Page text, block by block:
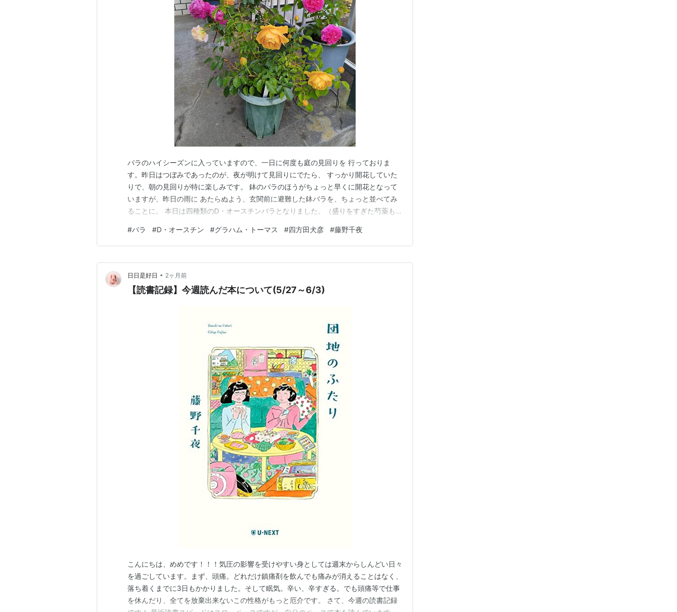
バラのハイシーズンに入っていますので、一日に何度も庭の見回りを 行っておりま
す。昨日はつぼみであったのが、夜が明けて見回りにでたら、 すっかり開花していた
りで、朝の見回りが特に楽しみです。 鉢のバラのほうがちょっと早くに開花となって
いますが、昨日の雨に あたらぬよう、玄関前に避難した鉢バラを、ちょっと並べてみ
ることに。 本日は四種類のD・オースチンバラとなりました。（盛りをすぎた芍薬も
を、先日にチェックしてみましたら、 アカウントは残っているのですが、「まだ記事
はありません」とあって、これまでの 記事がすべて…
#バラ #D・オースチン #グラハム・トーマス #四方田犬彦 #藤野千夜
日日是好日 • 2ヶ月前
【読書記録】今週読んだ本について(5/27～6/3)
こんにちは、めめです！！！気圧の影響を受けやすい身としては週末からしんどい日々
を過ごしています。まず、頭痛。どれだけ鎮痛剤を飲んでも痛みが消えることはなく、
落ち着くまでに3日もかかりました。そして眠気。辛い、辛すぎる。でも頭痛等で仕事
を休んだり、全てを放棄出来ないこの性格がもっと厄介です。 さて、今週の読書記録